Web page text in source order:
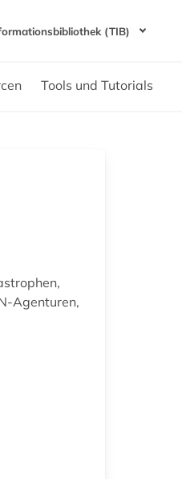
(TIB)
Tools und Tutorials
Agenturen,